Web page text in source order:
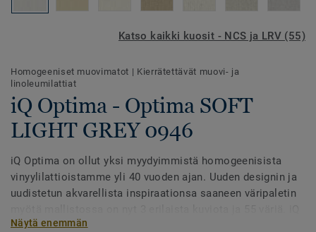
Katso kaikki kuosit - NCS ja LRV (55)
Homogeeniset muovimatot | Kierrätettävät muovi- ja
linoleumilattiat
iQ Optima - Optima SOFT
LIGHT GREY 0946
iQ Optima on ollut yksi myydyimmistä homogeenisista
vinyylilattioistamme yli 40 vuoden ajan. Uuden designin ja
uudistetun akvarellista inspiraationsa saaneen väripaletin
Optima tunnetaan PUR-pinnastaan, joka pidentää
Näytä enemmän